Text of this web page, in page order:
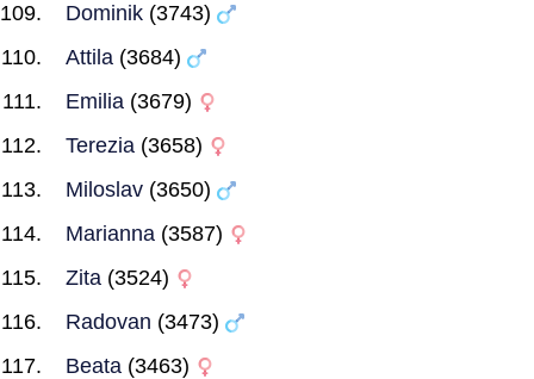
Dominik (3743)
Attila (3684)
Emilia (3679)
Terezia (3658)
Miloslav (3650)
Marianna (3587)
Zita (3524)
Radovan (3473)
Beata (3463)